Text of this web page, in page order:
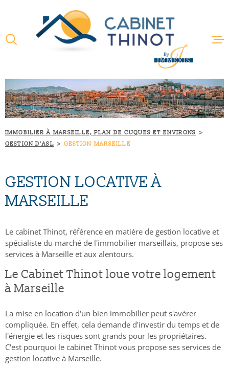
recherche
principal
ACCUEIL
QUI
NOTRE
CONTACT
IMMOBILIER À MARSEILLE, PLAN DE CUQUES ET ENVIRONS
GESTION D'ASL
GESTION MARSEILLE
GESTION LOCATIVE À
MARSEILLE
Le cabinet Thinot, référence en matière de gestion locative et
spécialiste du marché de l'immobilier marseillais, propose ses
services à Marseille et aux alentours.
Le Cabinet Thinot loue votre logement
à Marseille
La mise en location d'un bien immobilier peut s'avérer
compliquée. En effet, cela demande d'investir du temps et de
l'énergie et les risques sont grands pour les propriétaires.
C'est pourquoi le cabinet Thinot vous propose ses services de
gestion locative à Marseille.
VOTRE
RECHERCHE
TYPE
D'OFFRE
VENTE
TYPE
BIEN
TYPE DE BIEN
Budget
RECHERCHER